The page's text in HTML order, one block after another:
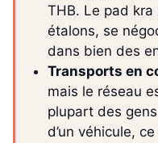
THB. Le pad
étalons, se
dans bien des
Transports en
mais le réseau
plupart des
d’un véhicule,